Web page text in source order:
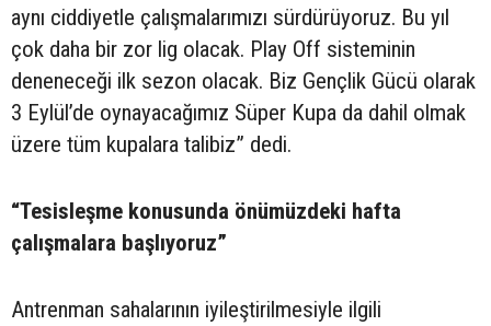
aynı ciddiyetle çalışmalarımızı sürdürüyoruz. Bu yıl
çok daha bir zor lig olacak. Play Off sisteminin
deneneceği ilk sezon olacak. Biz Gençlik Gücü olarak
3 Eylül’de oynayacağımız Süper Kupa da dahil olmak
üzere tüm kupalara talibiz” dedi.
“Tesisleşme konusunda önümüzdeki hafta
çalışmalara başlıyoruz”
Antrenman sahalarının iyileştirilmesiyle ilgili